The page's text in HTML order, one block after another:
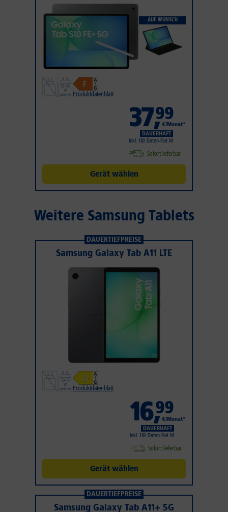
AUF WUNSCH
Produktdatenblatt
37,99
€/Monat*
DAUERHAFT
Inkl. 1&1 Daten-Flat M
Sofort lieferbar
Gerät wählen
Weitere Samsung Tablets
DAUERTIEFPREISE
Samsung Galaxy Tab A11 LTE
Produktdatenblatt
16,99
€/Monat*
DAUERHAFT
Inkl. 1&1 Daten-Flat M
Sofort lieferbar
Gerät wählen
DAUERTIEFPREISE
Samsung Galaxy Tab A11+ 5G